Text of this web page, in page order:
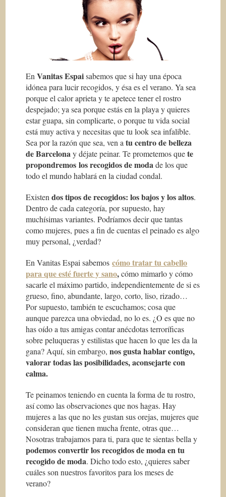
EnVanitas Espaisabemos que si hay una época
idónea para lucir recogidos, y ésa es el verano. Ya sea
porque el calor aprieta y te apetece tener el rostro
despejado; ya sea porque estás en la playa y quieres
estar guapa, sin complicarte, o porque tu vida social
está muy activa y necesitas que tulooksea infalible.
Sea por la razón que sea, ven atu centro de belleza
de Barcelonay déjate peinar. Te prometemos quete
propondremos los recogidos de modade los que
todo el mundo hablará en la ciudad condal.
Existendos tipos de recogidos: los bajos y los altos.
Dentro de cada categoría, por supuesto, hay
muchísimas variantes. Podríamos decir que tantas
como mujeres, pues a fin de cuentas el peinado es algo
muy personal, ¿verdad?
En Vanitas Espai sabemoscómo tratar tu cabello
para que esté fuerte y sano,cómo mimarlo y cómo
sacarle el máximo partido, independientemente de si es
grueso, fino, abundante, largo, corto, liso, rizado…
Por supuesto, también te escuchamos; cosa que
aunque parezca una obviedad, no lo es. ¿O es que no
has oído a tus amigas contar anécdotas terroríficas
sobre peluqueras y estilistas que hacen lo que les da la
gana? Aquí, sin embargo,nos gusta hablar contigo,
valorar todas las posibilidades, aconsejarte con
calma.
Te peinamos teniendo en cuenta la forma de tu rostro,
así como las observaciones que nos hagas. Hay
mujeres a las que no les gustan sus orejas, mujeres que
consideran que tienen mucha frente, otras que…
Nosotras trabajamos para ti, para que te sientas bella y
podemos convertir los recogidos de moda entu
recogido de moda. Dicho todo esto, ¿quieres saber
cuáles son nuestros favoritos para los meses de
verano?